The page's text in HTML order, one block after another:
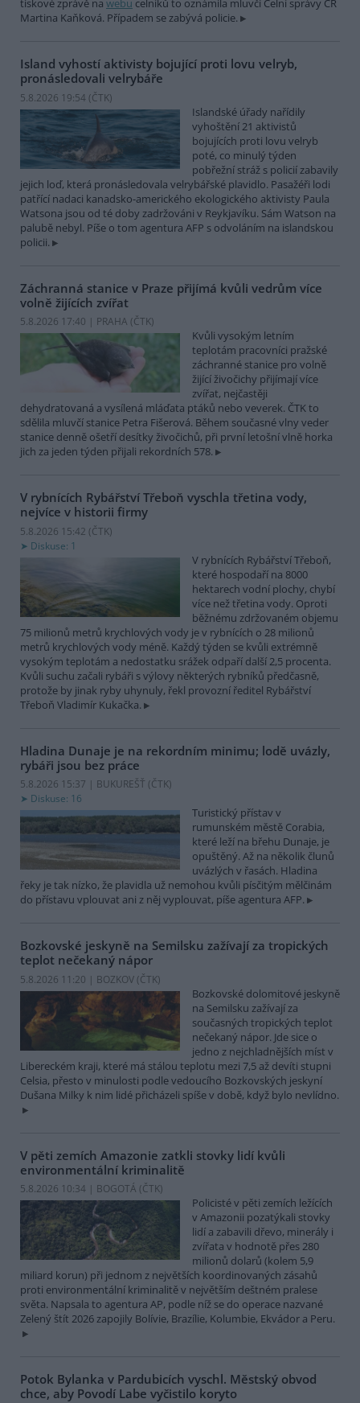
tiskové zprávě na webu celníků to oznámila mluvčí Celní správy ČR
Martina Kaňková. Případem se zabývá policie.
Island vyhostí aktivisty bojující proti lovu velryb,
pronásledovali velrybáře
5.8.2026 19:54 (ČTK)
Islandské úřady nařídily
vyhoštění 21 aktivistů
bojujících proti lovu velryb
poté, co minulý týden
pobřežní stráž s policií zabavily
jejich loď, která pronásledovala velrybářské plavidlo. Pasažéři lodi
patřící nadaci kanadsko-amerického ekologického aktivisty Paula
Watsona jsou od té doby zadržováni v Reykjavíku. Sám Watson na
palubě nebyl. Píše o tom agentura AFP s odvoláním na islandskou
policii.
Záchranná stanice v Praze přijímá kvůli vedrům více
volně žijících zvířat
5.8.2026 17:40 | PRAHA (ČTK)
Kvůli vysokým letním
teplotám pracovníci pražské
záchranné stanice pro volně
žijící živočichy přijímají více
zvířat, nejčastěji
dehydratovaná a vysílená mláďata ptáků nebo veverek. ČTK to
sdělila mluvčí stanice Petra Fišerová. Během současné vlny veder
stanice denně ošetří desítky živočichů, při první letošní vlně horka
jich za jeden týden přijali rekordních 578.
V rybnících Rybářství Třeboň vyschla třetina vody,
nejvíce v historii firmy
5.8.2026 15:42 (ČTK)
Diskuse: 1
V rybnících Rybářství Třeboň,
které hospodaří na 8000
hektarech vodní plochy, chybí
více než třetina vody. Oproti
běžnému zdržovaném objemu
75 milionů metrů krychlových vody je v rybnících o 28 milionů
metrů krychlových vody méně. Každý týden se kvůli extrémně
vysokým teplotám a nedostatku srážek odpaří další 2,5 procenta.
Kvůli suchu začali rybáři s výlovy některých rybníků předčasně,
protože by jinak ryby uhynuly, řekl provozní ředitel Rybářství
Třeboň Vladimír Kukačka.
Hladina Dunaje je na rekordním minimu; lodě uvázly,
rybáři jsou bez práce
5.8.2026 15:37 | BUKUREŠŤ (ČTK)
Diskuse: 16
Turistický přístav v
rumunském městě Corabia,
které leží na břehu Dunaje, je
opuštěný. Až na několik člunů
uvázlých v řasách. Hladina
řeky je tak nízko, že plavidla už nemohou kvůli písčitým mělčinám
do přístavu vplouvat ani z něj vyplouvat, píše agentura AFP.
Bozkovské jeskyně na Semilsku zažívají za tropických
teplot nečekaný nápor
5.8.2026 11:20 | BOZKOV (ČTK)
Bozkovské dolomitové jeskyně
na Semilsku zažívají za
současných tropických teplot
nečekaný nápor. Jde sice o
jedno z nejchladnějších míst v
Libereckém kraji, které má stálou teplotu mezi 7,5 až devíti stupni
Celsia, přesto v minulosti podle vedoucího Bozkovských jeskyní
Dušana Milky k nim lidé přicházeli spíše v době, když bylo nevlídno.
V pěti zemích Amazonie zatkli stovky lidí kvůli
environmentální kriminalitě
5.8.2026 10:34 | BOGOTÁ (ČTK)
Policisté v pěti zemích ležících
v Amazonii pozatýkali stovky
lidí a zabavili dřevo, minerály i
zvířata v hodnotě přes 280
milionů dolarů (kolem 5,9
miliard korun) při jednom z největších koordinovaných zásahů
proti environmentální kriminalitě v největším deštném pralese
světa. Napsala to agentura AP, podle níž se do operace nazvané
Zelený štít 2026 zapojily Bolívie, Brazílie, Kolumbie, Ekvádor a Peru.
Potok Bylanka v Pardubicích vyschl. Městský obvod
chce, aby Povodí Labe vyčistilo koryto